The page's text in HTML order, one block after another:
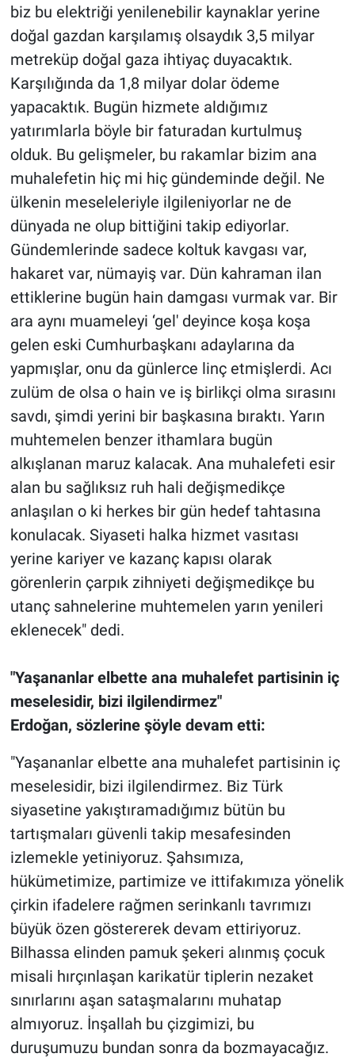
biz bu elektriği yenilenebilir kaynaklar yerine
doğal gazdan karşılamış olsaydık 3,5 milyar
metreküp doğal gaza ihtiyaç duyacaktık.
Karşılığında da 1,8 milyar dolar ödeme
yapacaktık. Bugün hizmete aldığımız
yatırımlarla böyle bir faturadan kurtulmuş
olduk. Bu gelişmeler, bu rakamlar bizim ana
muhalefetin hiç mi hiç gündeminde değil. Ne
ülkenin meseleleriyle ilgileniyorlar ne de
dünyada ne olup bittiğini takip ediyorlar.
Gündemlerinde sadece koltuk kavgası var,
hakaret var, nümayiş var. Dün kahraman ilan
ettiklerine bugün hain damgası vurmak var. Bir
ara aynı muameleyi ‘gel' deyince koşa koşa
gelen eski Cumhurbaşkanı adaylarına da
yapmışlar, onu da günlerce linç etmişlerdi. Acı
zulüm de olsa o hain ve iş birlikçi olma sırasını
savdı, şimdi yerini bir başkasına bıraktı. Yarın
muhtemelen benzer ithamlara bugün
alkışlanan maruz kalacak. Ana muhalefeti esir
alan bu sağlıksız ruh hali değişmedikçe
anlaşılan o ki herkes bir gün hedef tahtasına
konulacak. Siyaseti halka hizmet vasıtası
yerine kariyer ve kazanç kapısı olarak
görenlerin çarpık zihniyeti değişmedikçe bu
utanç sahnelerine muhtemelen yarın yenileri
eklenecek" dedi.
"Yaşananlar elbette ana muhalefet partisinin iç
meselesidir, bizi ilgilendirmez"
Erdoğan, sözlerine şöyle devam etti:
"Yaşananlar elbette ana muhalefet partisinin iç
meselesidir, bizi ilgilendirmez. Biz Türk
siyasetine yakıştıramadığımız bütün bu
tartışmaları güvenli takip mesafesinden
izlemekle yetiniyoruz. Şahsımıza,
hükümetimize, partimize ve ittifakımıza yönelik
çirkin ifadelere rağmen serinkanlı tavrımızı
büyük özen göstererek devam ettiriyoruz.
Bilhassa elinden pamuk şekeri alınmış çocuk
misali hırçınlaşan karikatür tiplerin nezaket
sınırlarını aşan sataşmalarını muhatap
almıyoruz. İnşallah bu çizgimizi, bu
duruşumuzu bundan sonra da bozmayacağız.